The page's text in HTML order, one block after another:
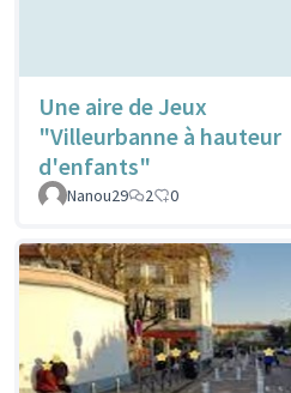
Une aire de Jeux
"Villeurbanne à hauteur
d'enfants"
Nanou29 2 0